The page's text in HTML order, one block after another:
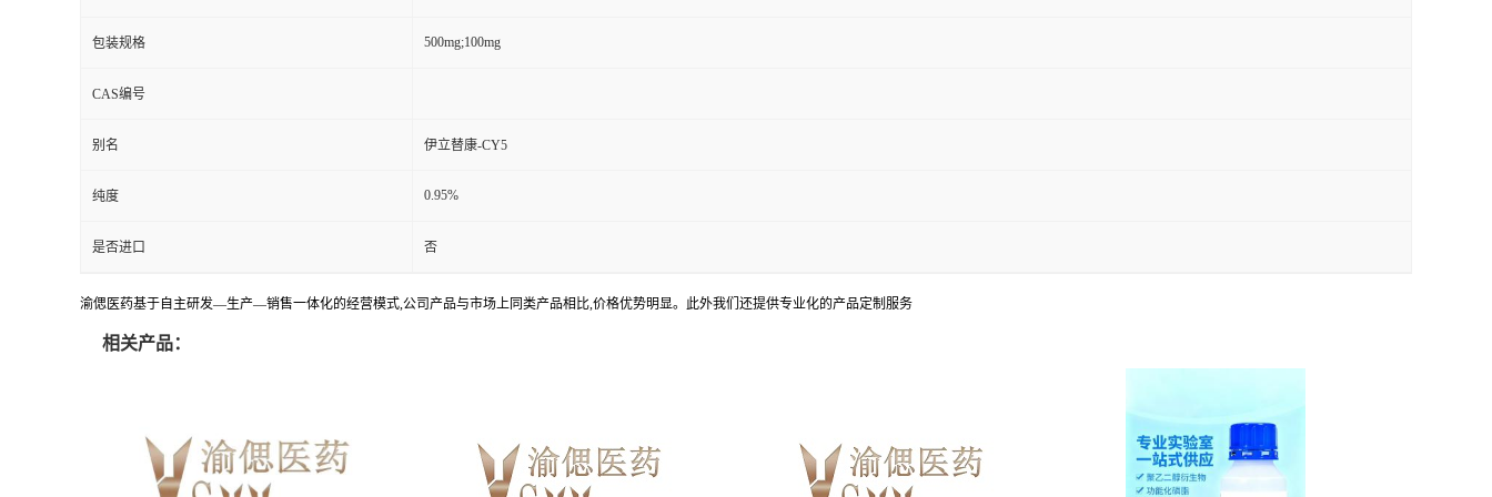
包装规格 500mg;100mg
CAS编号
别名 伊立替康-CY5
纯度 0.95%
是否进口 否
渝偲医药基于自主研发—生产—销售一体化的经营模式,公司产品与市场上同类产品相比,价格优势明显。此外我们还提供专业化的产品定制服务
相关产品：